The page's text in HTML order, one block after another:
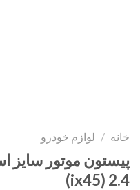
خانه / لوازم خودرو
2.4 (ix45)